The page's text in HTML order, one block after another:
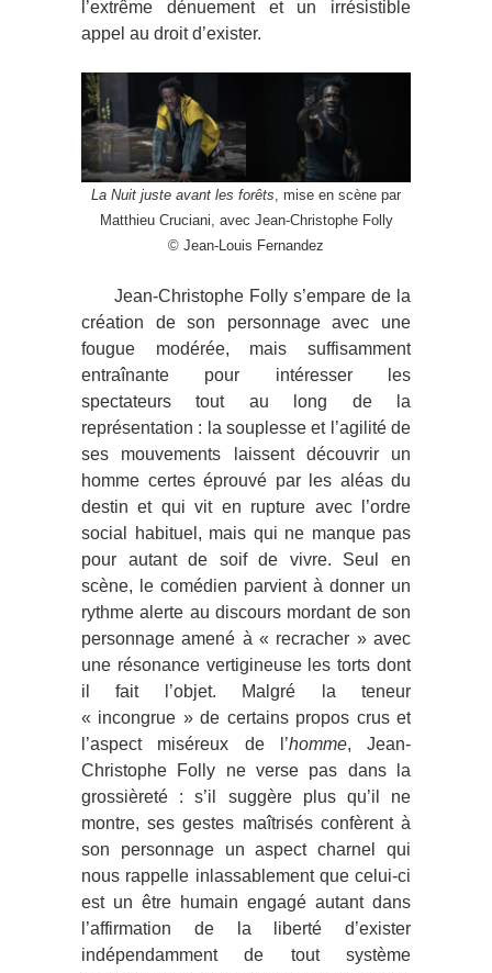
l’extrême dénuement et un irrésistible
appel au droit d’exister.
La Nuit juste avant les forêts, mise en scène par
Matthieu Cruciani, avec Jean-Christophe Folly
© Jean-Louis Fernandez
Jean-Christophe Folly s’empare de la
création de son personnage avec une
fougue modérée, mais suffisamment
entraînante pour intéresser les
spectateurs tout au long de la
représentation : la souplesse et l’agilité de
ses mouvements laissent découvrir un
homme certes éprouvé par les aléas du
destin et qui vit en rupture avec l’ordre
social habituel, mais qui ne manque pas
pour autant de soif de vivre. Seul en
scène, le comédien parvient à donner un
rythme alerte au discours mordant de son
personnage amené à « recracher » avec
une résonance vertigineuse les torts dont
il fait l’objet. Malgré la teneur
« incongrue » de certains propos crus et
l’aspect miséreux de l’homme, Jean-
Christophe Folly ne verse pas dans la
grossièreté : s’il suggère plus qu’il ne
montre, ses gestes maîtrisés confèrent à
son personnage un aspect charnel qui
nous rappelle inlassablement que celui-ci
est un être humain engagé autant dans
l’affirmation de la liberté d’exister
indépendamment de tout système